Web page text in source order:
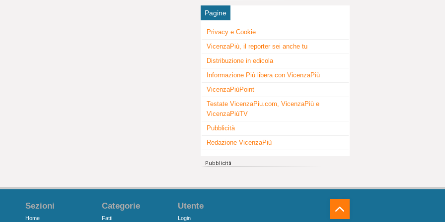
Pagine
Privacy e Cookie
VicenzaPiù, il reporter sei anche tu
Distribuzione in edicola
Informazione Più libera con VicenzaPiù
VicenzaPiùPoint
Testate VicenzaPiu.com, VicenzaPiù e
VicenzaPiùTV
Pubblicità
Redazione VicenzaPiù
Sezioni
Home
Categorie
Fatti
Utente
Login